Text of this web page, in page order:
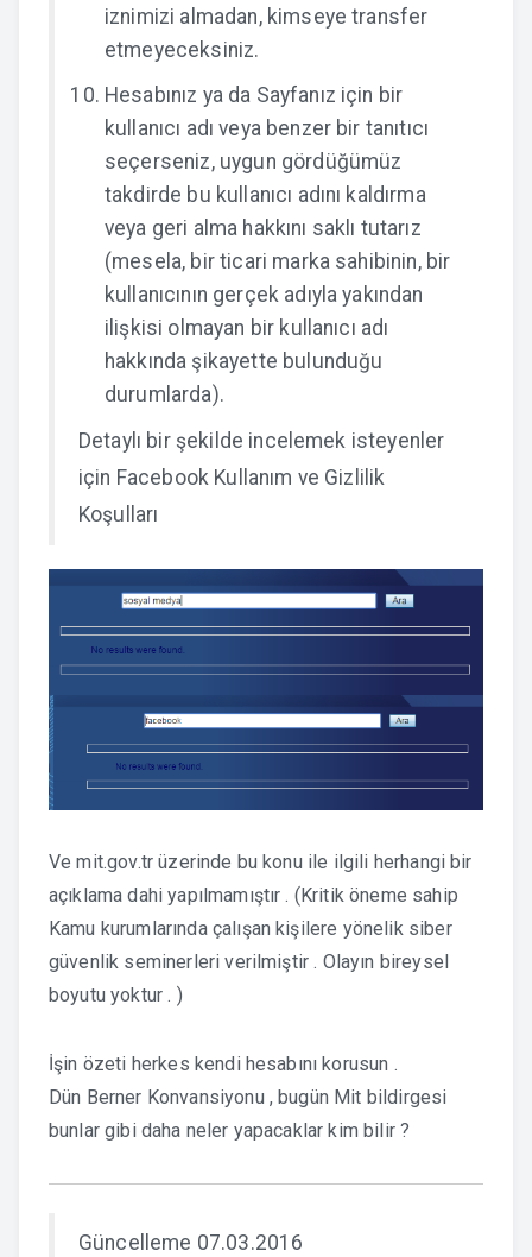
iznimizi almadan, kimseye transfer
etmeyeceksiniz.
Hesabınız ya da Sayfanız için bir
kullanıcı adı veya benzer bir tanıtıcı
seçerseniz, uygun gördüğümüz
takdirde bu kullanıcı adını kaldırma
veya geri alma hakkını saklı tutarız
(mesela, bir ticari marka sahibinin, bir
kullanıcının gerçek adıyla yakından
ilişkisi olmayan bir kullanıcı adı
hakkında şikayette bulunduğu
durumlarda).
Detaylı bir şekilde incelemek isteyenler
için Facebook Kullanım ve Gizlilik
Koşulları
Ve mit.gov.tr üzerinde bu konu ile ilgili herhangi bir
açıklama dahi yapılmamıştır . (Kritik öneme sahip
Kamu kurumlarında çalışan kişilere yönelik siber
güvenlik seminerleri verilmiştir . Olayın bireysel
boyutu yoktur . )
İşin özeti herkes kendi hesabını korusun .
Dün Berner Konvansiyonu , bugün Mit bildirgesi
bunlar gibi daha neler yapacaklar kim bilir ?
Güncelleme 07.03.2016